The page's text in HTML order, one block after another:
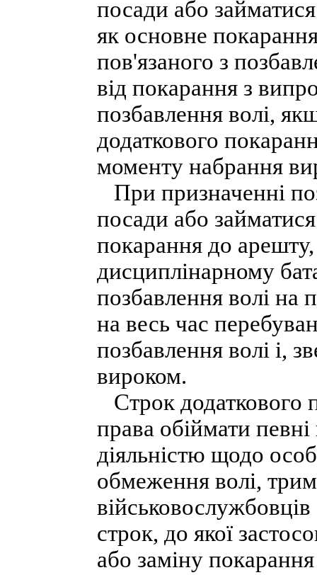
посади або
як основне
пов'язаного з
від покарання з
позбавлення волі,
додаткового
моменту набрання
При призначенні
посади або
покарання до
дисциплінарному
позбавлення волі
на весь час
позбавлення волі і,
вироком.
Строк додаткового
права обіймати
діяльністю щодо
обмеження волі,
строк, до якої
або заміну